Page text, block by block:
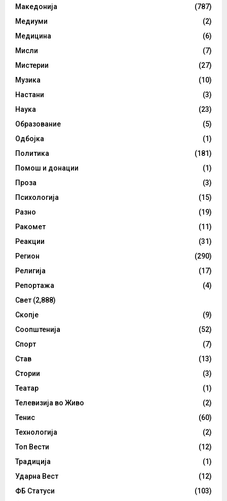
Македонија
(787)
Медиуми
(2)
Медицина
(6)
Мисли
(7)
Мистерии
(27)
Музика
(10)
Настани
(3)
Наука
(23)
Образование
(5)
Одбојка
(1)
Политика
(181)
Помош и донации
(1)
Проза
(3)
Психологија
(15)
Разно
(19)
Ракомет
(11)
Реакции
(31)
Регион
(290)
Религија
(17)
Репортажа
(4)
Свет (2,888)
Скопје
(9)
Соопштенија
(52)
Спорт
(7)
Став
(13)
Стории
(3)
Театар
(1)
Телевизија во Живо
(2)
Тенис
(60)
Технологија
(2)
Топ Вести
(12)
Традиција
(1)
Ударна Вест
(12)
ФБ Статуси
(103)